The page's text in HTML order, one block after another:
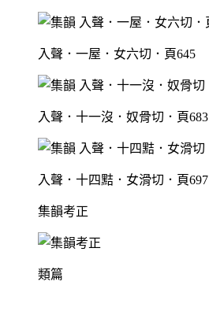
入聲．一屋．女六切．頁645
入聲．十一沒．奴骨切．頁683
入聲．十四黠．女滑切．頁697
集韻考正
類篇